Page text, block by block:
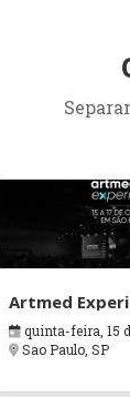
Artmed
quinta-feira, 15
Sao Paulo, SP